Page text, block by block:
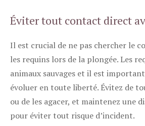
Éviter tout contact direct
Il est crucial de ne pas chercher le
les requins lors de la plongée. Les
animaux sauvages et il est
évoluer en toute liberté. Évitez de
ou de les agacer, et maintenez une
pour éviter tout risque d’incident.